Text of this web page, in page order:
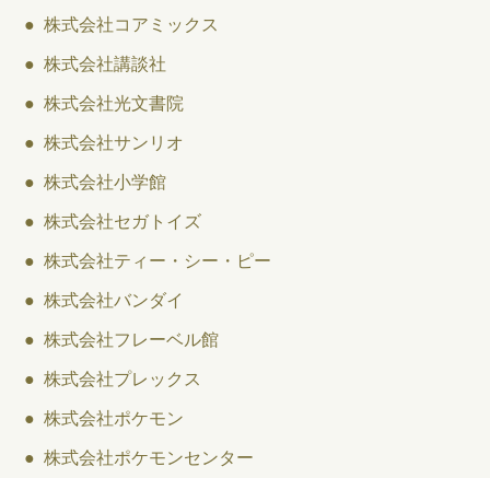
● 株式会社コアミックス
● 株式会社講談社
● 株式会社光文書院
● 株式会社サンリオ
● 株式会社小学館
● 株式会社セガトイズ
● 株式会社ティー・シー・ピー
● 株式会社バンダイ
● 株式会社フレーベル館
● 株式会社プレックス
● 株式会社ポケモン
● 株式会社ポケモンセンター